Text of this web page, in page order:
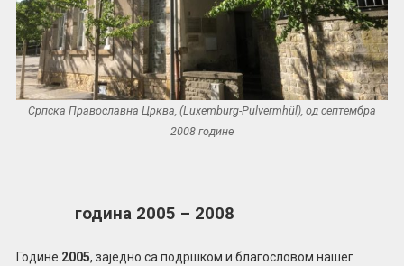
Српска Православна Црква, (Luxemburg-Pulvermhül), од септембра
2008 године
година 2005 – 2008
Године 2005, заједно са подршком и благословом нашег